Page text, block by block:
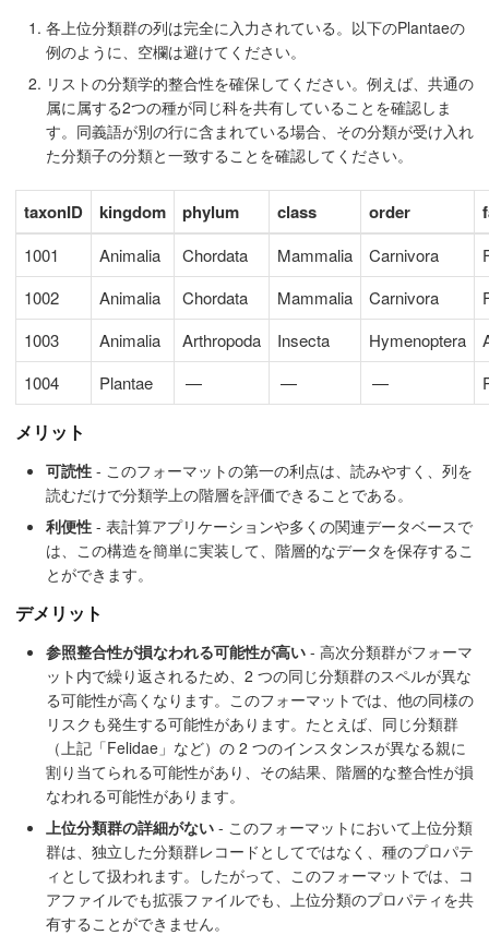
各上位分類群の列は完全に入力されている。以下のPlantaeの
例のように、空欄は避けてください。
リストの分類学的整合性を確保してください。例えば、共通の
属に属する2つの種が同じ科を共有していることを確認しま
す。同義語が別の行に含まれている場合、その分類が受け入れ
た分類子の分類と一致することを確認してください。
taxonID kingdom phylum class order
1001 Animalia Chordata Mammalia Carnivora
1002
Animalia Chordata Mammalia Carnivora
1003
Animalia Arthropoda Insecta Hymenoptera
1004
Plantae — — —
メリット
可読性 - このフォーマットの第一の利点は、読みやすく、列を
読むだけで分類学上の階層を評価できることである。
利便性 - 表計算アプリケーションや多くの関連データベースで
は、この構造を簡単に実装して、階層的なデータを保存するこ
とができます。
デメリット
参照整合性が損なわれる可能性が高い - 高次分類群がフォーマ
ット内で繰り返されるため、2 つの同じ分類群のスペルが異な
る可能性が高くなります。このフォーマットでは、他の同様の
リスクも発生する可能性があります。たとえば、同じ分類群
（上記「Felidae」など）の 2 つのインスタンスが異なる親に
割り当てられる可能性があり、その結果、階層的な整合性が損
なわれる可能性があります。
上位分類群の詳細がない - このフォーマットにおいて上位分類
群は、独立した分類群レコードとしてではなく、種のプロパテ
ィとして扱われます。したがって、このフォーマットでは、コ
アファイルでも拡張ファイルでも、上位分類のプロパティを共
有することができません。